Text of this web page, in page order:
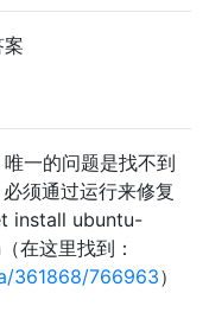
一的问题是找不到
须通过运行来修复
install ubuntu-
在这里找到：
361868/766963）